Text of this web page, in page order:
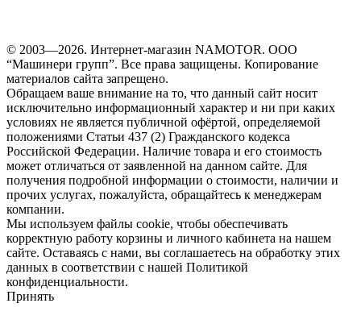
© 2003—2026. Интернет-магазин NAMOTOR. ООО
“Машинери групп”. Все права защищены. Копирование
материалов сайта запрещено.
Обращаем ваше внимание на то, что данный сайт носит
исключительно информационный характер и ни при каких
условиях не является публичной офёртой, определяемой
положениями Статьи 437 (2) Гражданского кодекса
Российской Федерации. Наличие товара и его стоимость
может отличаться от заявленной на данном сайте. Для
получения подробной информации о стоимости, наличии и
прочих услугах, пожалуйста, обращайтесь к менеджерам
компании.
Мы используем файлы cookie, чтобы обеспечивать
корректную работу корзины и личного кабинета на нашем
сайте. Оставаясь с нами, вы соглашаетесь на обработку этих
данных в соответствии с нашей Политикой
конфиденциальности.
Принять